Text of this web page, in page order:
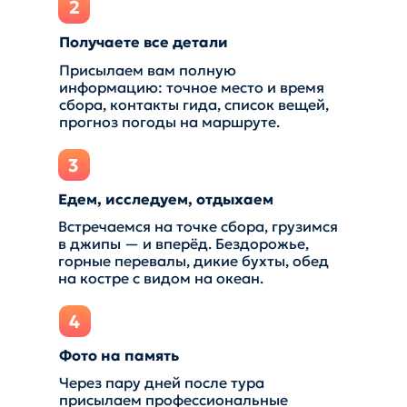
Присылаем вам полную
информацию: точное место и время
сбора, контакты гида, список вещей,
прогноз погоды на маршруте.
Получаете все детали
2
Встречаемся на точке сбора, грузимся
в джипы — и вперёд. Бездорожье,
горные перевалы, дикие бухты, обед
на костре с видом на океан.
Едем, исследуем, отдыхаем
3
Через пару дней после тура
присылаем профессиональные
Фото на память
4
+7 (902) 055-09-50
Галерея
Отзывы
Расписание
Туры